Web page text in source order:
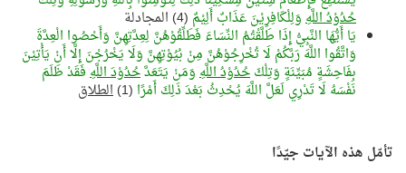
حُدُوْدُ اللَّهِوَلِلْكَافِرِيْنَ عَذَابٌ أَلِيْمٌ (4) المجادلة
يَا أَيُّهَا النَّبِيُّ إِذَا طَلَّقْتُمُ النِّسَاءَ فَطَلِّقُوْهُنَّ لِعِدَّتِهِنَّ وَأَحْصُوا الْعِدَّةَ
وَاتَّقُوا اللَّهَ رَبَّكُمْ لَا تُخْرِجُوْهُنَّ مِنْ بُيُوْتِهِنَّ وَلَا يَخْرُجْنَ إِلَّا أَنْ يَأْتِيْنَ
بِفَاحِشَةٍ مُبَيِّنَةٍ وَتِلْكَحُدُوْدُ اللَّهِوَمَنْ يَتَعَدَّحُدُوْدَ اللَّهِفَقَدْ ظَلَمَ
نَفْسَهُ لَا تَدْرِي لَعَلَّ اللَّهَ يُحْدِثُ بَعْدَ ذَلِكَ أَمْرًا (1) الطلاق
تأمّل هذه الآيات جيّدًا